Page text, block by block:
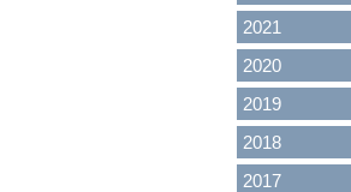
2021
2020
2019
2018
2017